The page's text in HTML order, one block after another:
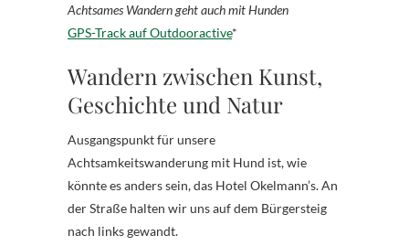
Achtsames Wandern geht auch mit Hunden
GPS-Track auf Outdooractive*
Wandern zwischen Kunst,
Geschichte und Natur
Ausgangspunkt für unsere
Achtsamkeitswanderung mit Hund ist, wie
könnte es anders sein, das Hotel Okelmann’s. An
der Straße halten wir uns auf dem Bürgersteig
nach links gewandt.